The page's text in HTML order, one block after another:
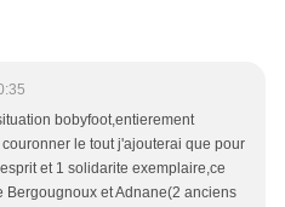
bobyfoot,entierement
le tout j'ajouterai que pour
et 1 solidarite exemplaire,ce
Bergougnoux et Adnane(2 anciens